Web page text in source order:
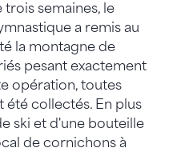
trois semaines, le
a remis au
la montagne de
pesant exactement
opération, toutes
été collectés. En plus
ski et d'une bouteille
de cornichons à